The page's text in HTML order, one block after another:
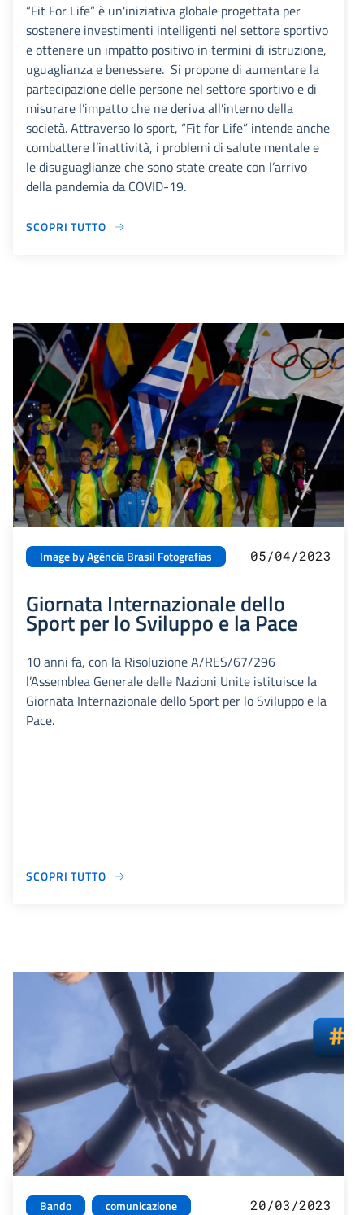
“Fit For Life” è un'iniziativa globale progettata per
sostenere investimenti intelligenti nel settore sportivo
e ottenere un impatto positivo in termini di istruzione,
uguaglianza e benessere. Si propone di aumentare la
partecipazione delle persone nel settore sportivo e di
misurare l’impatto che ne deriva all’interno della
società. Attraverso lo sport, “Fit for Life” intende anche
combattere l’inattività, i problemi di salute mentale e
le disuguaglianze che sono state create con l’arrivo
della pandemia da COVID-19.
SCOPRI TUTTO
Image by Agência Brasil Fotografias 05/04/2023
Giornata Internazionale dello
Sport per lo Sviluppo e la Pace
10 anni fa, con la Risoluzione A/RES/67/296
l’Assemblea Generale delle Nazioni Unite istituisce la
Giornata Internazionale dello Sport per lo Sviluppo e la
Pace.
SCOPRI TUTTO
Bando comunicazione 20/03/2023